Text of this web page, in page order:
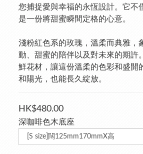
您捕捉愛與幸福的永恆設計。它不
是一份將甜蜜瞬間定格的心意。
淺粉紅色系的玫瑰，溫柔而典雅，
動、甜蜜的陪伴以及對未來的期許
鮮花材，讓這份溫柔的色彩和盛開
和陽光，也能長久綻放。
HK$480.00
深咖啡色木底座